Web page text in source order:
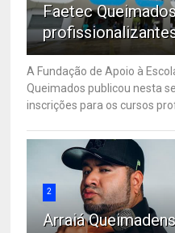
Faetec
A Fundação de Apoio à
Queimados publicou nesta
inscrições para os cursos
2
Arraiá